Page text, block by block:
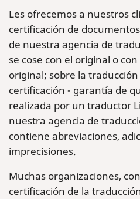
Les ofrecemos a nuestros
certificación de
de nuestra agencia de
se cose con el original o
original; sobre la
certificación - garantía de
realizada por un traductor
nuestra agencia de
contiene abreviaciones,
imprecisiones.
Muchas organizaciones,
certificación de la